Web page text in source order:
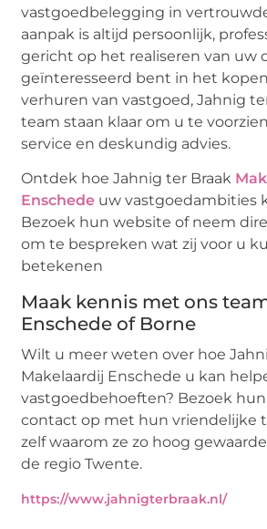
vastgoedbelegging in
aanpak is altijd persoonlijk,
gericht op het realiseren van uw
geïnteresseerd bent in het
verhuren van vastgoed, Jahnig
team staan klaar om u te
service en deskundig advies.
Ontdek hoe Jahnig ter Braak
Enschede uw vastgoedambities
Bezoek hun website of neem
om te bespreken wat zij voor u
betekenen
Maak kennis met ons
Enschede of Borne
Wilt u meer weten over hoe
Makelaardij Enschede u kan
vastgoedbehoeften? Bezoek
contact op met hun vriendelijke
zelf waarom ze zo hoog
de regio Twente.
https://www.jahnigterbraak.nl/